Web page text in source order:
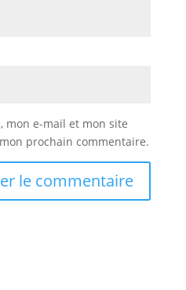
mon e-mail et mon site
prochain commentaire.